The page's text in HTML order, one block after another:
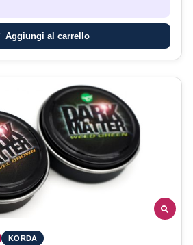
Aggiungi al carrello
KORDA